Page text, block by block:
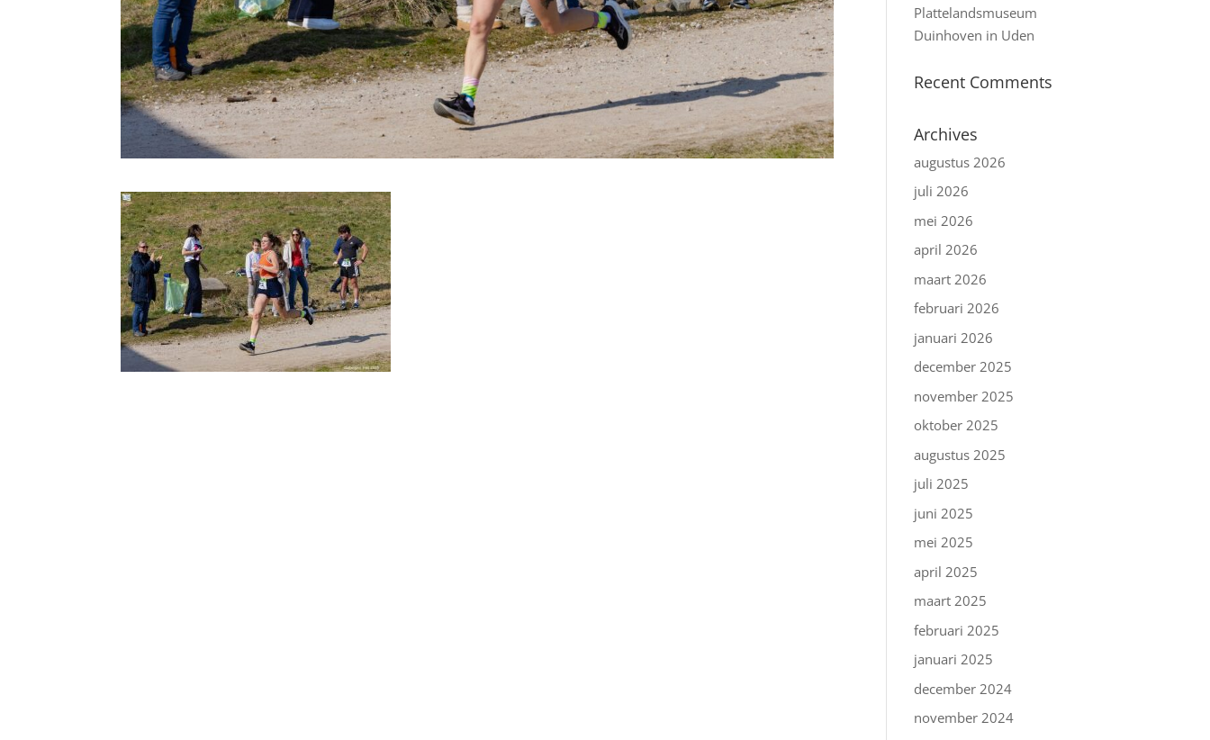
Plattelandsmuseum
Duinhoven in Uden
Recent Comments
Archives
augustus 2026
juli 2026
mei 2026
april 2026
maart 2026
februari 2026
januari 2026
december 2025
november 2025
oktober 2025
augustus 2025
juli 2025
juni 2025
mei 2025
april 2025
maart 2025
februari 2025
januari 2025
december 2024
november 2024